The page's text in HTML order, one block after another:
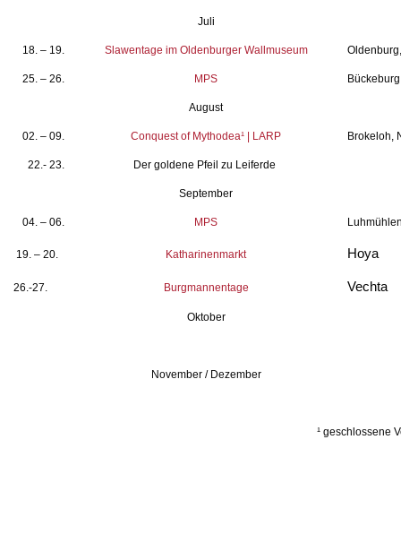
Juli
18. – 19. Slawentage im Oldenburger Wallmuseum
25. – 26. MPS
August
02. – 09. Conquest of Mythodea¹ | LARP Brokeloh,
22.- 23. Der goldene Pfeil zu Leiferde
September
04. – 06. MPS
19. – 20. Katharinenmarkt Hoya
26.-27. Burgmannentage Vechta
Oktober
November / Dezember
¹ geschlossene